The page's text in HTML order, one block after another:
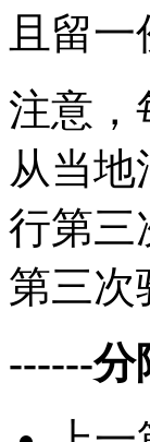
且留一
注意，
从当地
行第三
第三次
------分